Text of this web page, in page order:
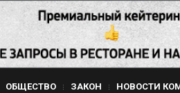
ОБЩЕСТВО ЗАКОН НОВОСТИ